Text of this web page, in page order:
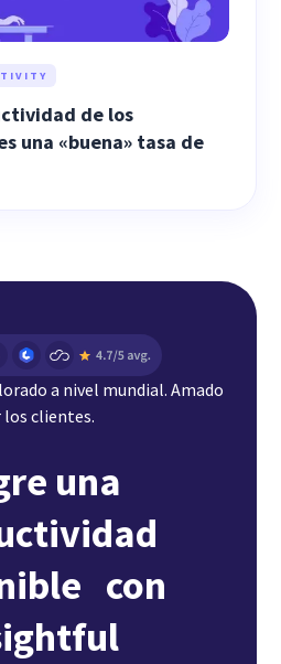
de los
una «buena» tasa de
a nivel mundial. Amado
los clientes.
una
con